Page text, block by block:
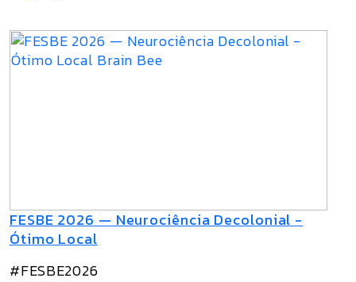
FESBE 2026 — Neurociência Decolonial -
Ótimo Local
#FESBE2026